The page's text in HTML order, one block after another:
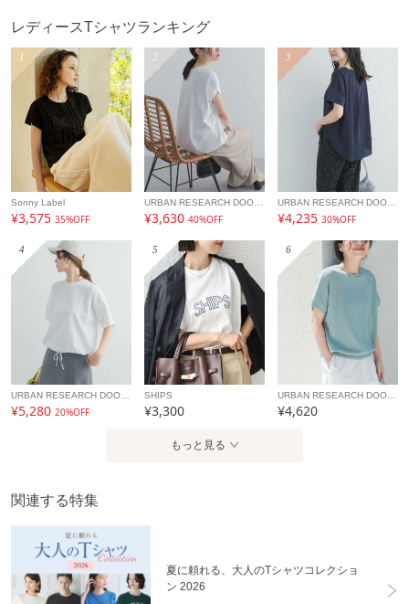
レディースTシャツランキング
1
Sonny Label
¥3,575 35%OFF
2
¥3,63040%OFF
3
¥4,23530%OFF
4
¥5,280 20%OFF
5
SHIPS
¥3,300
6
¥4,620
もっと見る
関連する特集
夏に頼れる、大人のTシャツコレクショ
ン 2026